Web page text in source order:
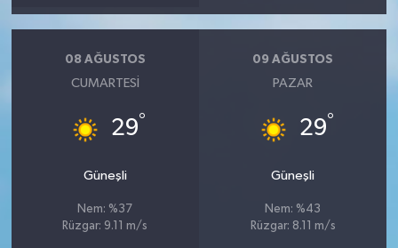
08 AĞUSTOS
CUMARTESI
29°
Güneşli
Nem: %37
Rüzgar: 9.11 m/s
09 AĞUSTOS
PAZAR
29°
Güneşli
Nem: %43
Rüzgar: 8.11 m/s